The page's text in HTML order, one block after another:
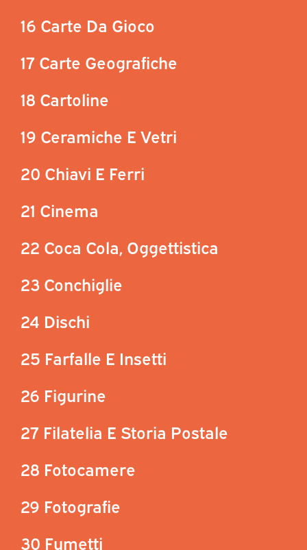
16 Carte Da Gioco
17 Carte Geografiche
18 Cartoline
19 Ceramiche E Vetri
20 Chiavi E Ferri
21 Cinema
22 Coca Cola, Oggettistica
23 Conchiglie
24 Dischi
25 Farfalle E Insetti
26 Figurine
27 Filatelia E Storia Postale
28 Fotocamere
29 Fotografie
30 Fumetti